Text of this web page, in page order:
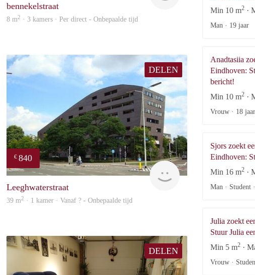
bennekelstraat
8 m2 · 3 kamers · Per direct - Onbepaalde tijd
DELEN
€ 840
rent
Leeghwaterstraat
39 m2 · 1 kamer · Vanaf ? - Onbepaalde tijd
DELEN
Min 10 m2 ·
Man · 19 jaar
Anadtasiia
Eindhoven:
bericht!
Min 10 m2 ·
Vrouw · 18 jaar
Sjors zoekt
Eindhoven:
Min 16 m2 ·
Man · Student ·
Julia zoekt
Stuur Julia
Min 5 m2 ·
Vrouw ·